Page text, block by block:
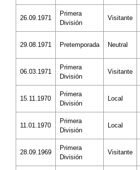
26.09.1971
Primera
División
Visitante
29.08.1971 Pretemporada Neutral
06.03.1971
Primera
División
Visitante
15.11.1970
Primera
División
Local
11.01.1970
Primera
División
Local
28.09.1969
Primera
División
Visitante